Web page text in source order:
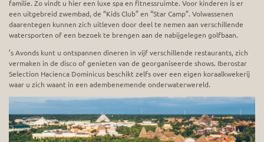
familie. Zo vindt u hier een luxe spa en fitnessruimte. Voor kinderen is er
een uitgebreid zwembad, de “Kids Club” en “Star Camp”. Volwassenen
daarentegen kunnen zich uitleven door deel te nemen aan verschillende
watersporten of een bezoek te brengen aan de nabijgelegen golfbaan.
’s Avonds kunt u ontspannen dineren in vijf verschillende restaurants, zich
vermaken in de disco of genieten van de georganiseerde shows. Iberostar
Selection Hacienca Dominicus beschikt zelfs over een eigen koraalkwekerij
waar u zich waant in een adembenemende onderwaterwereld.